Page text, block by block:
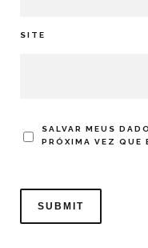
SITE
SALVAR MEUS
PRÓXIMA VEZ QUE